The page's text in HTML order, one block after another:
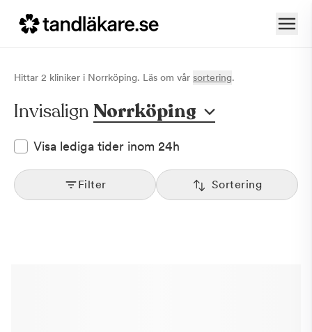
Hittar 2 kliniker i Norrköping. Läs om vår sortering.
Invisalign Norrköping
Visa lediga tider inom 24h
Filter Sortering